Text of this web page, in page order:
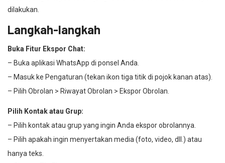
dilakukan.
Langkah-langkah
Buka Fitur Ekspor Chat:
– Buka aplikasi WhatsApp di ponsel Anda.
– Masuk ke Pengaturan (tekan ikon tiga titik di pojok kanan atas).
– Pilih Obrolan > Riwayat Obrolan > Ekspor Obrolan.
Pilih Kontak atau Grup:
– Pilih kontak atau grup yang ingin Anda ekspor obrolannya.
– Pilih apakah ingin menyertakan media (foto, video, dll.) atau
hanya teks.